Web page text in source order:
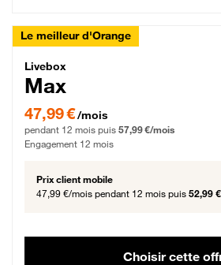
Le meilleur d'Orange
Livebox Max Fibre
Livebox
Max
47,99 € par mois pendant 12 mois puis 57,99
47,99 €/mois
pendant 12 mois puis 57,99 €/mois
Engagement 12 mois
Prix client mobile
47,99 €/mois pendant 12 mois puis 52,99
Choisir cette